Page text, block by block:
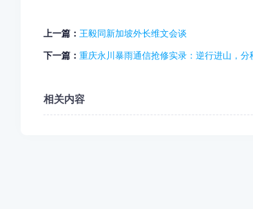
上一篇： 王毅同新加坡外长维文会谈
下一篇： 重庆永川暴雨通信抢修实录：逆行进山，分
相关内容